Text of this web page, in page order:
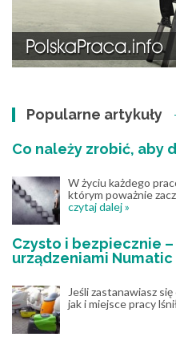
Popularne artykuły
Co należy zrobić, aby
W życiu każdego
którym poważnie
czytaj dalej »
Czysto i bezpiecznie
urządzeniami Numatic
Jeśli zastanawiasz
jak i miejsce pracy